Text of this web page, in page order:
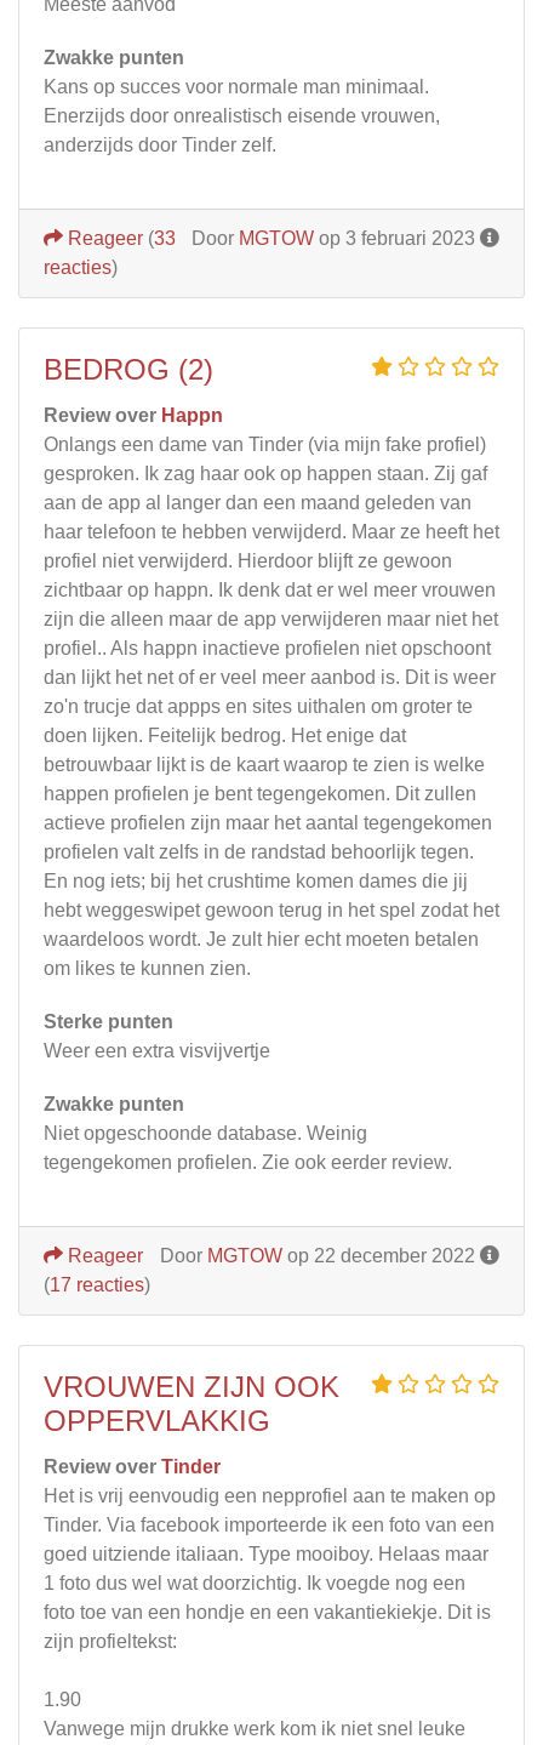
Zwakke punten
Kans op succes voor normale man minimaal.
Enerzijds door onrealistisch eisende vrouwen,
anderzijds door Tinder zelf.
Door MGTOW op 3 februari 2023
Reageer (33
reacties)
BEDROG (2)
Review over Happn
Onlangs een dame van Tinder (via mijn fake profiel)
gesproken. Ik zag haar ook op happen staan. Zij gaf
aan de app al langer dan een maand geleden van
haar telefoon te hebben verwijderd. Maar ze heeft het
profiel niet verwijderd. Hierdoor blijft ze gewoon
zichtbaar op happn. Ik denk dat er wel meer vrouwen
zijn die alleen maar de app verwijderen maar niet het
profiel.. Als happn inactieve profielen niet opschoont
dan lijkt het net of er veel meer aanbod is. Dit is weer
zo'n trucje dat appps en sites uithalen om groter te
doen lijken. Feitelijk bedrog. Het enige dat
betrouwbaar lijkt is de kaart waarop te zien is welke
happen profielen je bent tegengekomen. Dit zullen
actieve profielen zijn maar het aantal tegengekomen
profielen valt zelfs in de randstad behoorlijk tegen.
En nog iets; bij het crushtime komen dames die jij
hebt weggeswipet gewoon terug in het spel zodat het
waardeloos wordt. Je zult hier echt moeten betalen
om likes te kunnen zien.
Sterke punten
Weer een extra visvijvertje
Zwakke punten
Niet opgeschoonde database. Weinig
tegengekomen profielen. Zie ook eerder review.
Door MGTOW op 22 december 2022
Reageer
(17 reacties)
VROUWEN ZIJN OOK
OPPERVLAKKIG
Review over Tinder
Het is vrij eenvoudig een nepprofiel aan te maken op
Tinder. Via facebook importeerde ik een foto van een
goed uitziende italiaan. Type mooiboy. Helaas maar
1 foto dus wel wat doorzichtig. Ik voegde nog een
foto toe van een hondje en een vakantiekiekje. Dit is
zijn profieltekst:
1.90
Vanwege mijn drukke werk kom ik niet snel leuke